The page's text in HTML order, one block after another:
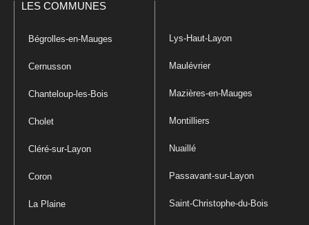
LES COMMUNES
Bégrolles-en-Mauges
Cernusson
Chanteloup-les-Bois
Cholet
Cléré-sur-Layon
Coron
La Plaine
Lys-Haut-Layon
Maulévrier
Mazières-en-Mauges
Montilliers
Nuaillé
Passavant-sur-Layon
Saint-Christophe-du-Bois